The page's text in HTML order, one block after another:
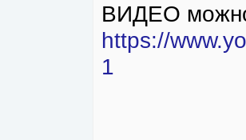
ВИДЕО
https://
1